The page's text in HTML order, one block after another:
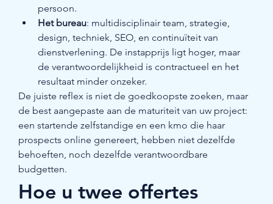
persoon.
Het bureau: multidisciplinair team, strategie,
design, techniek, SEO, en continuïteit van
dienstverlening. De instapprijs ligt hoger, maar
de verantwoordelijkheid is contractueel en het
resultaat minder onzeker.
De juiste reflex is niet de goedkoopste zoeken, maar
de best aangepaste aan de maturiteit van uw project:
een startende zelfstandige en een kmo die haar
prospects online genereert, hebben niet dezelfde
behoeften, noch dezelfde verantwoordbare
budgetten.
Hoe u twee offertes